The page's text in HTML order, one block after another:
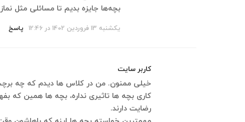
بچه‌ها جایزه بدیم تا مسائلی مثل
یکشنبه 13 فروردین 1402 در 12:46 پاسخ
کاربر سایت
خیلی ممنون‌. من در کلاس ها دیدم که چه
کاری بچه ها تاثیری نداره، بچه ها همین که
رضایت دارند.